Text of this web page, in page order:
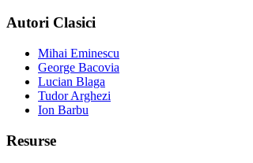
Autori Clasici
Mihai Eminescu
George Bacovia
Lucian Blaga
Tudor Arghezi
Ion Barbu
Resurse